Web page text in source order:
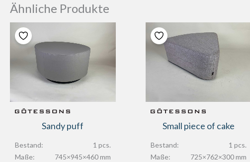
Ähnliche Produkte
Sandy puff
Bestand:
1 pcs.
Maße:
745×945×460 mm
Small piece of cake
Bestand:
1 pcs.
Maße:
725×762×300 mm